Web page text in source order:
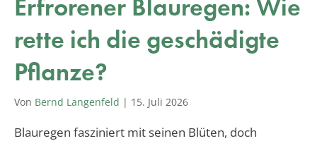
Erfrorener Blauregen: Wie
rette ich die geschädigte
Pflanze?
Von Bernd Langenfeld | 15. Juli 2026
Blauregen fasziniert mit seinen Blüten, doch